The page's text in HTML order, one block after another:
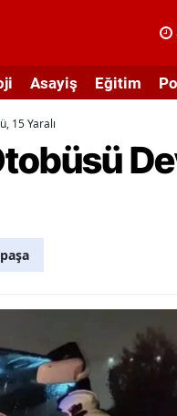
Asayiş Eğitim
15 Yaralı